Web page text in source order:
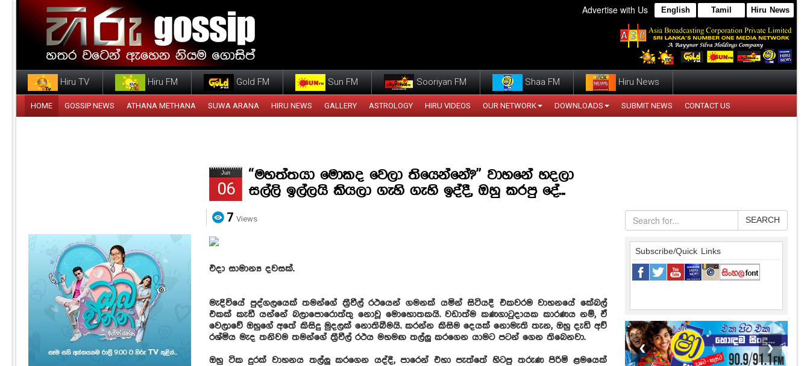
Advertise with Us English Tamil Hiru News
Hiru TV Hiru FM Gold FM Sun FM Sooriyan FM Shaa FM Hiru News
HOME GOSSIP NEWS ATHANA METHANA SUWA ARANA HIRU NEWS GALLERY ASTROLOGY HIRU VIDEOS OUR NETWORK DOWNLOADS SUBMIT NEWS CONTACT US
Jun
06
“මහත්තයා මොකද වෙලා තියෙන්නේ?” වාහනේ හදලා
සල්ලි ඉල්ලයි කියලා ගැහි ගැහි ඉද්දී, ඔහු කරපු දේ...
7 Views
එදා සාමාන්‍ය දවසක්.
මැදිවියේ පුද්ගලයෙක් තමන්ගේ ත්‍රීවීල් රථයෙන් ගමනක් යමින් සිටියදී එකවරම වාහනයේ කේබල්
එකක් කැඩී යන්නේ බලාපොරොත්තු නොවූ මොහොතකයි. වඩාත්ම කණගාටුදායක කාරණය නම්, ඒ
වෙලාවේ ඔහුගේ අතේ කිසිදු මුදලක් නොතිබීමයි. කරන්න කිසිම දෙයක් නොමැති තැන, ඔහු දැඩි අව්
රශ්මිය මැද තනිවම තමන්ගේ ත්‍රීවීල් රථය මහමඟ තල්ලු කරගෙන යාමට පටන් ගෙන තිබෙනවා.
ඔහු ටික දුරක් වාහනය තල්ලු කරගෙන යද්දී, පාරෙන් එහා පැත්තේ හිටපු තරුණ පිරිමි ළමයෙක්
SEARCH
Subscribe/Quick Links
❮ ❯